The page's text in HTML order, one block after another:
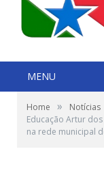
MENU
Home » Notícias
Educação Artur
na rede municipal